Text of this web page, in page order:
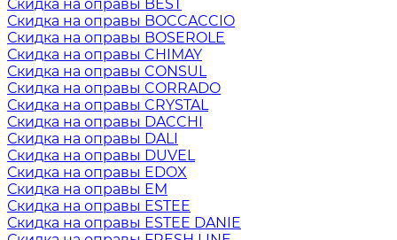
Скидка на оправы BEST
Скидка на оправы BOCCACCIO
Скидка на оправы BOSEROLE
Скидка на оправы CHIMAY
Скидка на оправы CONSUL
Скидка на оправы CORRADO
Скидка на оправы CRYSTAL
Скидка на оправы DACCHI
Скидка на оправы DALI
Скидка на оправы DUVEL
Скидка на оправы EDOX
Скидка на оправы EM
Скидка на оправы ESTEE
Скидка на оправы ESTEE DANIE